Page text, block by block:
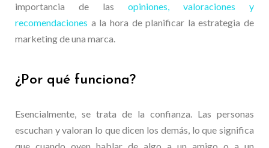
importancia de las opiniones, valoraciones y
recomendaciones a la hora de planificar la estrategia de
marketing de una marca.
¿Por qué funciona?
Esencialmente, se trata de la confianza. Las personas
escuchan y valoran lo que dicen los demás, lo que significa